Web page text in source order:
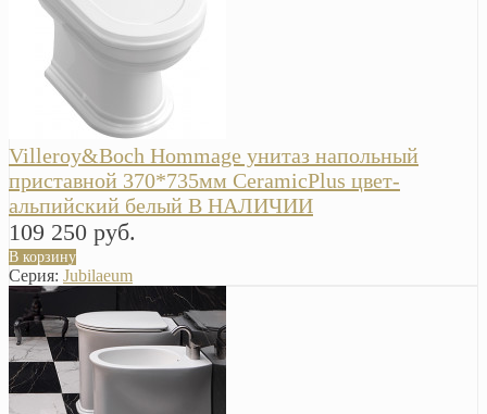
Villeroy&Boch Hommage унитаз напольный
приставной 370*735мм CeramicPlus цвет-
альпийский белый В НАЛИЧИИ
109 250 руб.
В корзину
Серия: Jubilaeum